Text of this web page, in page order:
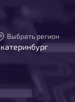
Выбрать регион
Екатеринбург